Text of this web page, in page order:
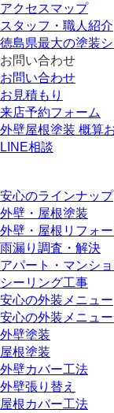
アクセスマップ
スタッフ・職人紹介
徳島県最大の塗装
お問い合わせ
お問い合わせ
お見積もり
来店予約フォーム
外壁屋根塗装 概算
LINE相談
安心のラインナップ
外壁・屋根塗装
外壁・屋根リフォー
雨漏り調査・解決
アパート・マンシ
シーリング工事
安心の外装メニュー
安心の外装メニュ
外壁塗装
屋根塗装
外壁カバー工法
外壁張り替え
屋根カバー工法